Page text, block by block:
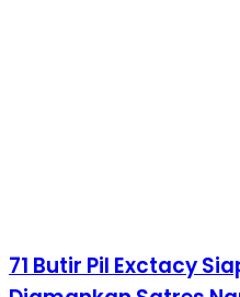
71 Butir Pil Exctacy